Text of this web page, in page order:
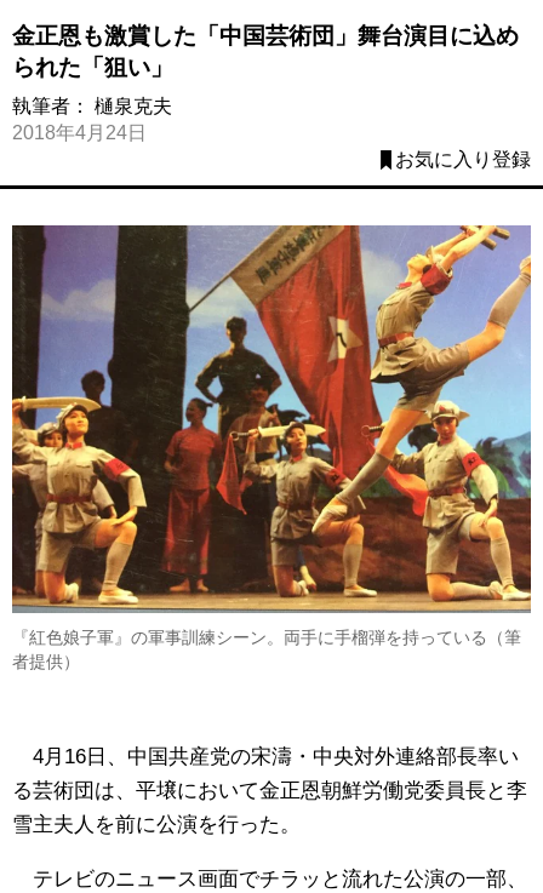
金正恩も激賞した「中国芸術団」舞台演目に込め
られた「狙い」
執筆者： 樋泉克夫
2018年4月24日
お気に入り登録
『紅色娘子軍』の軍事訓練シーン。両手に手榴弾を持っている（筆
者提供）
4月16日、中国共産党の宋濤・中央対外連絡部長率い
る芸術団は、平壌において金正恩朝鮮労働党委員長と李
雪主夫人を前に公演を行った。
テレビのニュース画面でチラッと流れた公演の一部、